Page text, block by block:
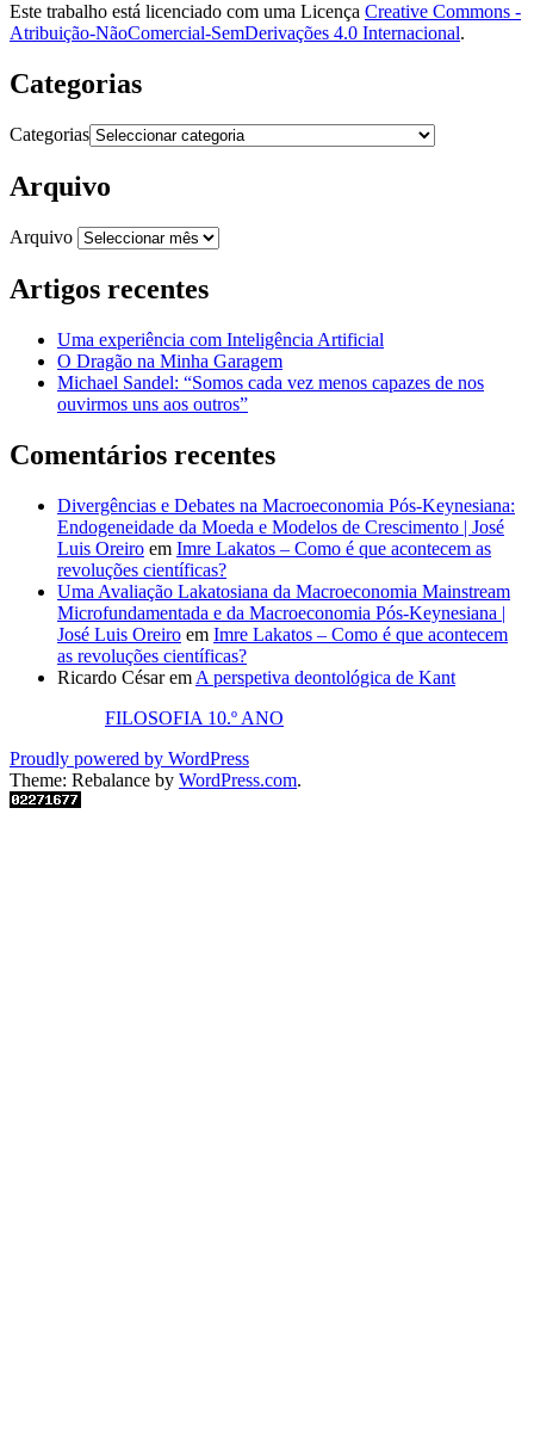
Este trabalho está licenciado com uma Licença Creative Commons -
Atribuição-NãoComercial-SemDerivações 4.0 Internacional.
Categorias
Categorias
Arquivo
Arquivo
Artigos recentes
Uma experiência com Inteligência Artificial
O Dragão na Minha Garagem
Michael Sandel: “Somos cada vez menos capazes de nos
ouvirmos uns aos outros”
Comentários recentes
Divergências e Debates na Macroeconomia Pós-Keynesiana:
Endogeneidade da Moeda e Modelos de Crescimento | José
Luis Oreiro em Imre Lakatos – Como é que acontecem as
revoluções científicas?
Uma Avaliação Lakatosiana da Macroeconomia Mainstream
Microfundamentada e da Macroeconomia Pós-Keynesiana |
José Luis Oreiro em Imre Lakatos – Como é que acontecem
as revoluções científicas?
Ricardo Césarem A perspetiva deontológica de Kant
FILOSOFIA 10.º ANO
Proudly powered by WordPress
Theme: Rebalance by WordPress.com.